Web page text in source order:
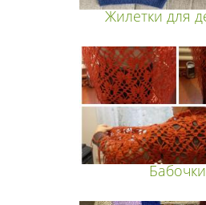
Жилетки для
Бабочки